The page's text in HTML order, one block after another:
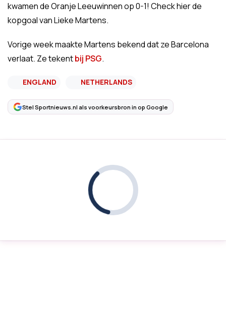
kwamen de Oranje Leeuwinnen op 0-1! Check hier de
kopgoal van Lieke Martens.
Vorige week maakte Martens bekend dat ze Barcelona
verlaat. Ze tekentbij PSG.
ENGLAND NETHERLANDS
Stel Sportnieuws.nl als voorkeursbron in op Google